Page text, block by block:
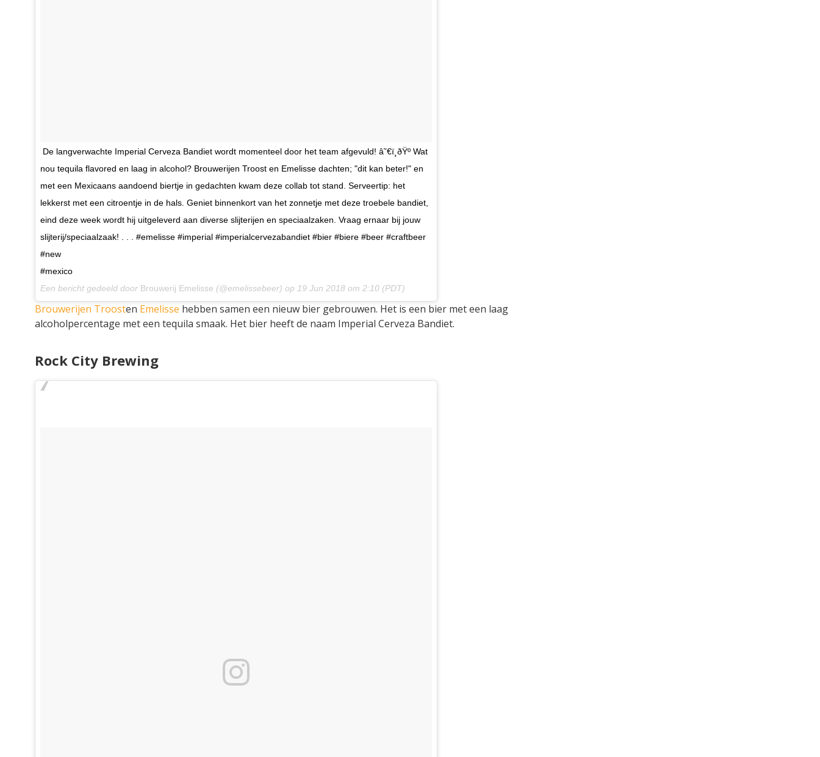
De langverwachte Imperial Cerveza Bandiet wordt momenteel door het team afgevuld! â˜€ï¸ðŸº Wat
nou tequila flavored en laag in alcohol? Brouwerijen Troost en Emelisse dachten; "dit kan beter!" en
met een Mexicaans aandoend biertje in gedachten kwam deze collab tot stand. Serveertip: het
lekkerst met een citroentje in de hals. Geniet binnenkort van het zonnetje met deze troebele bandiet,
eind deze week wordt hij uitgeleverd aan diverse slijterijen en speciaalzaken. Vraag ernaar bij jouw
slijterij/speciaalzaak! . . . #emelisse #imperial #imperialcervezabandiet #bier #biere #beer #craftbeer
#new
#mexico
Een bericht gedeeld door Brouwerij Emelisse (@emelissebeer) op 19 Jun 2018 om 2:10 (PDT)
Brouwerijen Troosten Emelisse hebben samen een nieuw bier gebrouwen. Het is een bier met een laag
alcoholpercentage met een tequila smaak. Het bier heeft de naam Imperial Cerveza Bandiet.
Rock City Brewing